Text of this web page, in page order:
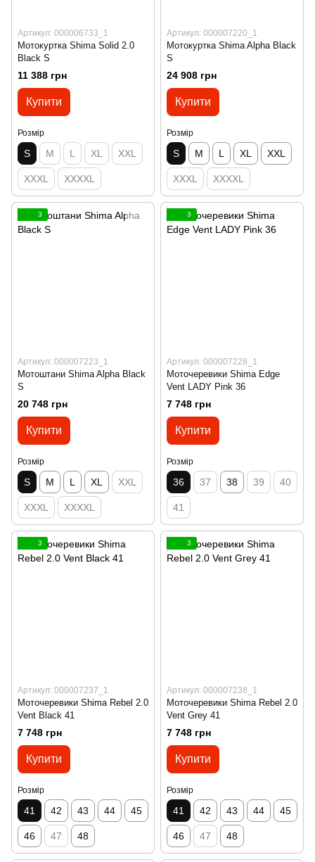
Артикул: 000006733_1
Мотокуртка Shima Solid 2.0
Black S
11 388 грн
Купити
Розмір
S M L XL XXL
XXXL XXXXL
Артикул: 000007220_1
Мотокуртка Shima Alpha Black
S
24 908 грн
Купити
Розмір
S M L XL XXL
XXXL XXXXL
3
Артикул: 000007223_1
Мотоштани Shima Alpha Black
S
20 748 грн
Купити
Розмір
S M L XL XXL
XXXL XXXXL
3
Артикул: 000007228_1
Моточеревики Shima Edge
Vent LADY Pink 36
7 748 грн
Купити
Розмір
36 37 38 39 40
41
3
Артикул: 000007237_1
Моточеревики Shima Rebel 2.0
Vent Black 41
7 748 грн
Купити
Розмір
41 42 43 44 45
46 47 48
3
Артикул: 000007238_1
Моточеревики Shima Rebel 2.0
Vent Grey 41
7 748 грн
Купити
Розмір
41 42 43 44 45
46 47 48